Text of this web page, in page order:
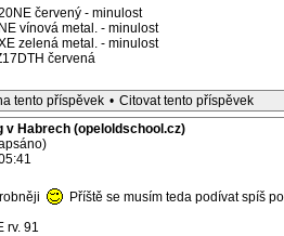
červený - minulost
vínová metal. - minulost
zelená metal. - minulost
červená
tento příspěvek • Citovat tento příspěvek
v Habrech (opeloldschool.cz)
Příště se musím teda podívat spíš
rv. 91